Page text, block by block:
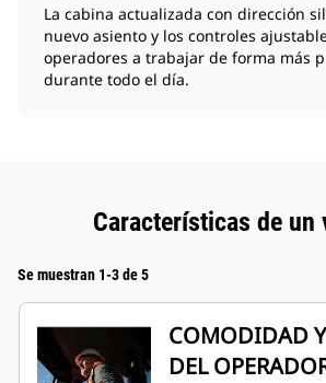
La cabina actualizada con dirección
nuevo asiento y los controles
operadores a trabajar de forma más
durante todo el día.
Características de un
Se muestran 1-3 de 5
COMODIDAD
DEL